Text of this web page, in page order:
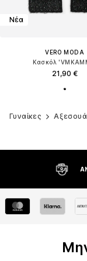
Νέα
VERO MODA
Κασκόλ
21,90 €
Γυναίκες
ΔΩΡΕΆΝ
ΕΠΙΣΤΡΟΦΉ